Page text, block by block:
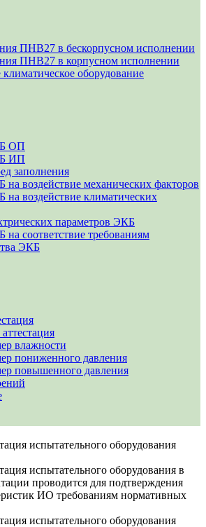
ПНВ27 в бескорпусном исполнении
ПНВ27 в корпусном исполнении
оборудование
ОП
ИП
заполнения
воздействие механических факторов
воздействие климатических
параметров ЭКБ
соответствие требованиям
ЭКБ
влажности
пониженного давления
повышенного давления
испытательного оборудования
испытательного оборудования в
проводится для подтверждения
ИО требованиям нормативных
испытательного оборудования